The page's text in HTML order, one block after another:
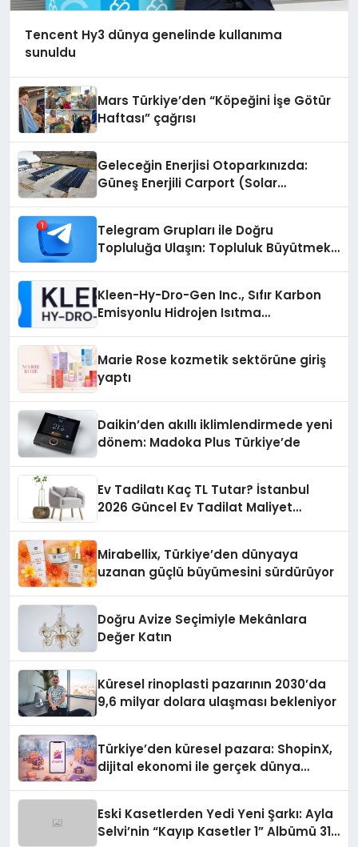
Tencent Hy3 dünya genelinde kullanıma
sunuldu
Mars Türkiye’den “Köpeğini İşe Götür
Haftası” çağrısı
Geleceğin Enerjisi Otoparkınızda:
Güneş Enerjili Carport (Solar
Telegram Grupları ile Doğru
Topluluğa Ulaşın: Topluluk Büyütmek
Kleen-Hy-Dro-Gen Inc., Sıfır Karbon
Emisyonlu Hidrojen Isıtma
Marie Rose kozmetik sektörüne giriş
yaptı
Daikin’den akıllı iklimlendirmede yeni
dönem: Madoka Plus Türkiye’de
Ev Tadilatı Kaç TL Tutar? İstanbul
2026 Güncel Ev Tadilat Maliyet
Mirabellix, Türkiye’den dünyaya
uzanan güçlü büyümesini sürdürüyor
Doğru Avize Seçimiyle Mekânlara
Değer Katın
Küresel rinoplasti pazarının 2030’da
9,6 milyar dolara ulaşması bekleniyor
Türkiye’den küresel pazara: ShopinX,
dijital ekonomi ile gerçek dünya
Eski Kasetlerden Yedi Yeni Şarkı: Ayla
Selvi’nin “Kayıp Kasetler 1” Albümü 31